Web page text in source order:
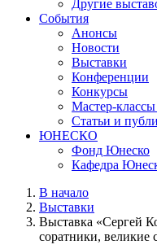
Другие
События
Анонсы
Новости
Выставки
Конференции
Конкурсы
Мастер-
Статьи и
ЮНЕСКО
Фонд Юнеско
Кафедра
В начало
Выставки
Выставка «Сергей
соратники, великие